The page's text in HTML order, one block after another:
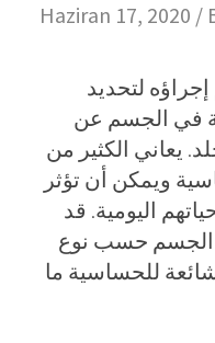
Haziran 17, 2020 /
لتحديد
في الجسم عن
يعاني الكثير من
ويمكن أن تؤثر
اليومية. قد
الجسم حسب نوع
للحساسية ما